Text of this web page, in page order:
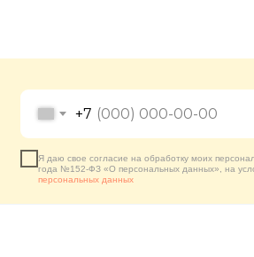
+7
Я даю свое согласие на обработку моих
года №152-ФЗ «О персональных данных», на
персональных данных